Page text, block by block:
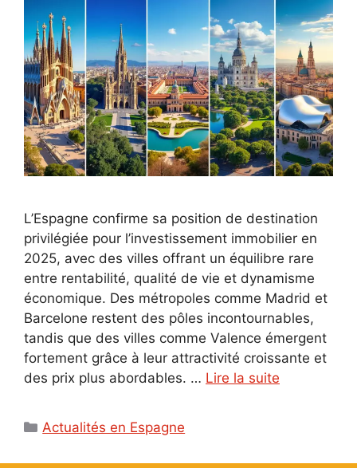
L’Espagne confirme sa position de destination
privilégiée pour l’investissement immobilier en
2025, avec des villes offrant un équilibre rare
entre rentabilité, qualité de vie et dynamisme
économique. Des métropoles comme Madrid et
Barcelone restent des pôles incontournables,
tandis que des villes comme Valence émergent
fortement grâce à leur attractivité croissante et
des prix plus abordables. … Lire la suite
Catégories
Actualités en Espagne